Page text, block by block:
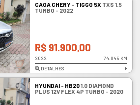
CAOA CHERY - TIGGO 5X TXS 1.5
TURBO - 2022
R$ 91.900,00
2022
74.045 KM
DETALHES
HYUNDAI - HB201.0 DIAMOND
PLUS 12V FLEX 4P TURBO - 2020